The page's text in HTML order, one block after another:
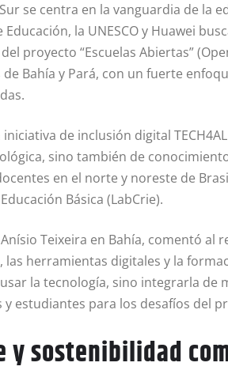
se centra en la vanguardia de la
la UNESCO y Huawei
proyecto “Escuelas Abiertas”
Bahía y Pará, con un fuerte
de inclusión digital
sino también de
en el norte y noreste de
Básica (LabCrie).
Teixeira en Bahía, comentó al
herramientas digitales y la
la tecnología, sino integrarla de
estudiantes para los desafíos del
y sostenibilidad